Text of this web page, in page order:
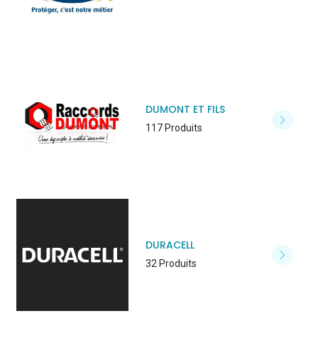
DUMONT ET FILS
117 Produits
DURACELL
32 Produits